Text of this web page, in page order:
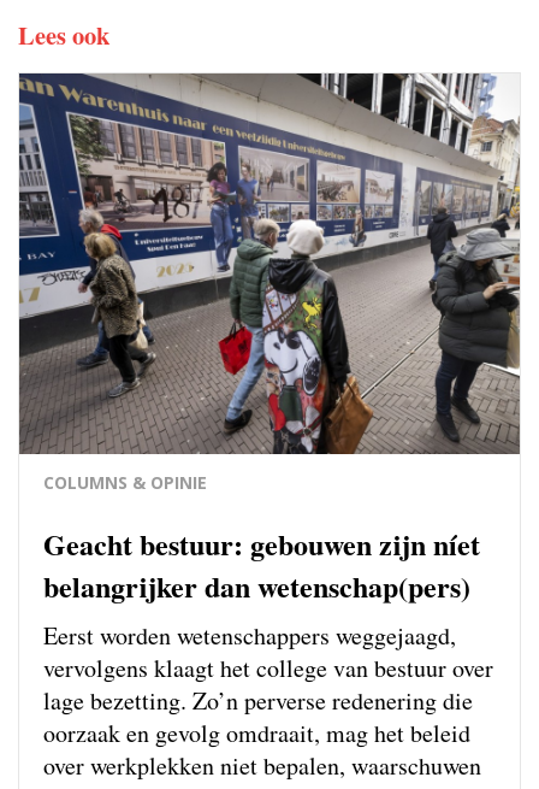
Lees ook
COLUMNS & OPINIE
Geacht bestuur: gebouwen zijn níet
belangrijker dan wetenschap(pers)
Eerst worden wetenschappers weg­gejaagd,
vervolgens klaagt het college van bestuur over
lage bezetting. Zo’n perverse redenering die
oorzaak en gevolg omdraait, mag het beleid
over werkplekken niet bepalen, waarschuwen